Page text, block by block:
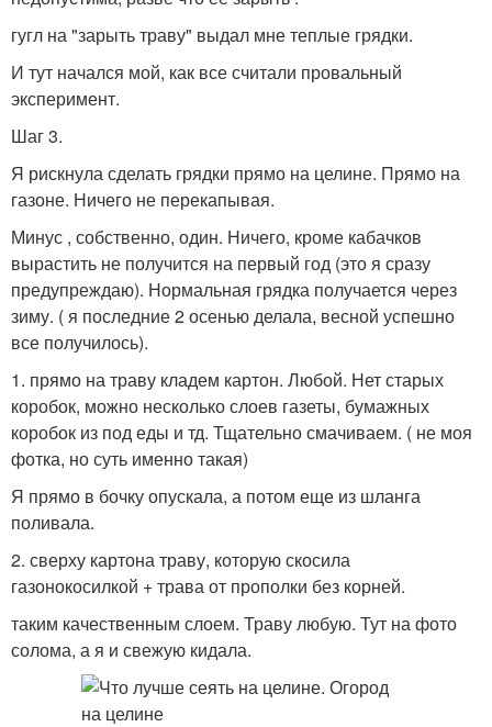
гугл на "зарыть траву" выдал мне теплые грядки.
И тут начался мой, как все считали провальный
эксперимент.
Шаг 3.
Я рискнула сделать грядки прямо на целине. Прямо на
газоне. Ничего не перекапывая.
Минус , собственно, один. Ничего, кроме кабачков
вырастить не получится на первый год (это я сразу
предупреждаю). Нормальная грядка получается через
зиму. ( я последние 2 осенью делала, весной успешно
все получилось).
1. прямо на траву кладем картон. Любой. Нет старых
коробок, можно несколько слоев газеты, бумажных
коробок из под еды и тд. Тщательно смачиваем. ( не моя
фотка, но суть именно такая)
Я прямо в бочку опускала, а потом еще из шланга
поливала.
2. сверху картона траву, которую скосила
газонокосилкой + трава от прополки без корней.
таким качественным слоем. Траву любую. Тут на фото
солома, а я и свежую кидала.